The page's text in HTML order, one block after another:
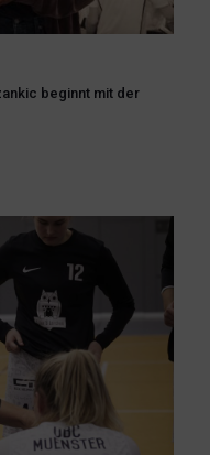
beginnt mit der